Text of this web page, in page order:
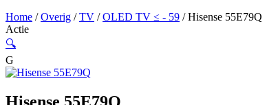
Home /Overig /TV /OLED TV ≤ - 59 / Hisense 55E79Q
Actie
🔍
G